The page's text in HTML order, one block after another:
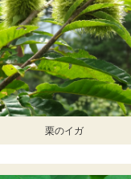
栗のイガ